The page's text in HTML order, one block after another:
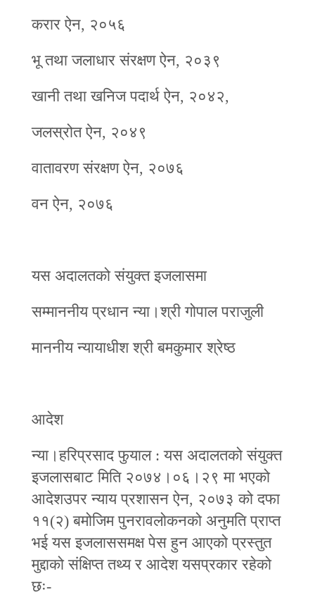
करार ऐन, २०५६
भू तथा जलाधार संरक्षण ऐन, २०३९
खानी तथा खनिज पदार्थ ऐन, २०४२,
जलस्रोत ऐन, २०४९
वातावरण संरक्षण ऐन, २०७६
वन ऐन, २०७६
यस अदालतको संयुक्त इजलासमा
सम्माननीय प्रधान न्या।श्री गोपाल पराजुली
माननीय न्यायाधीश श्री बमकुमार श्रेष्ठ
आदेश
न्या।हरिप्रसाद फुयाल : यस अदालतको संयुक्त
इजलासबाट मिति २०७४।०६।२९ मा भएको
आदेशउपर न्याय प्रशासन ऐन, २०७३ को दफा
११(२) बमोजिम पुनरावलोकनको अनुमति प्राप्त
भई यस इजलाससमक्ष पेस हुन आएको प्रस्तुत
मुद्दाको संक्षिप्त तथ्य र आदेश यसप्रकार रहेको
छः-